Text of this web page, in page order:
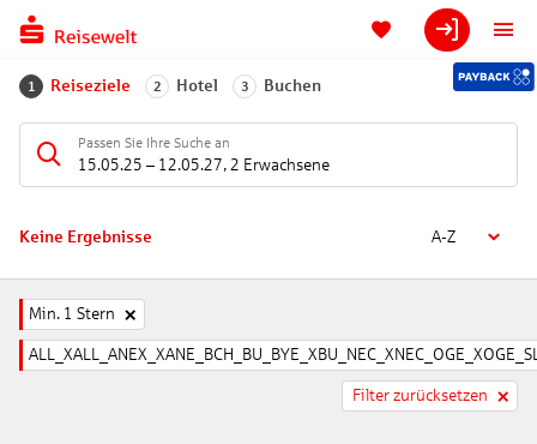
1 Reiseziele 2 Hotel 3 Buchen
Passen Sie Ihre Suche an
15.05.25 – 12.05.27, 2 Erwachsene
Keine Ergebnisse A-Z
Min. 1 Stern
Filter zurücksetzen